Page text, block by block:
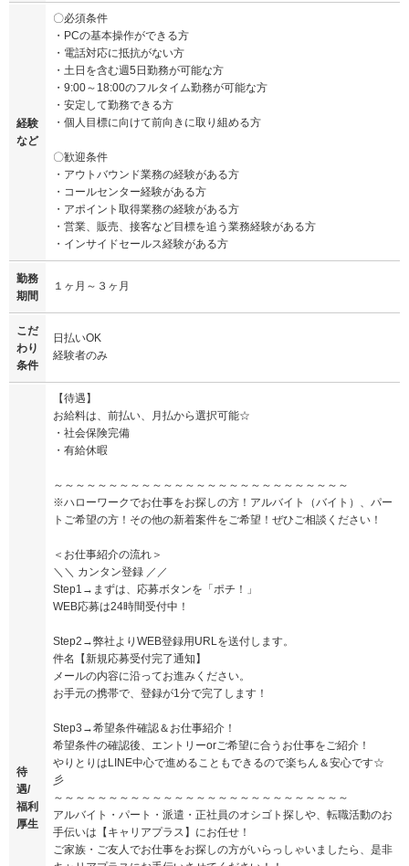
経験
など
〇必須条件
・PCの基本操作ができる方
・電話対応に抵抗がない方
・土日を含む週5日勤務が可能な方
・9:00～18:00のフルタイム勤務が可能な方
・安定して勤務できる方
・個人目標に向けて前向きに取り組める方
〇歓迎条件
・アウトバウンド業務の経験がある方
・コールセンター経験がある方
・アポイント取得業務の経験がある方
・営業、販売、接客など目標を追う業務経験がある方
・インサイドセールス経験がある方
勤務
期間
１ヶ月～３ヶ月
こだ
わり
条件
日払いOK
経験者のみ
待
遇/
福利
厚生
【待遇】
お給料は、前払い、月払から選択可能☆
・社会保険完備
・有給休暇
～～～～～～～～～～～～～～～～～～～～～～～～～～～
※ハローワークでお仕事をお探しの方！アルバイト（バイト）、パー
トご希望の方！その他の新着案件をご希望！ぜひご相談ください！
＜お仕事紹介の流れ＞
＼＼ カンタン登録 ／／
Step1→まずは、応募ボタンを「ポチ！」
WEB応募は24時間受付中！
Step2→弊社よりWEB登録用URLを送付します。
件名【新規応募受付完了通知】
メールの内容に沿ってお進みください。
お手元の携帯で、登録が1分で完了します！
Step3→希望条件確認＆お仕事紹介！
希望条件の確認後、エントリーorご希望に合うお仕事をご紹介！
やりとりはLINE中心で進めることもできるので楽ちん＆安心です☆
彡
～～～～～～～～～～～～～～～～～～～～～～～～～～～
アルバイト・パート・派遣・正社員のオシゴト探しや、転職活動のお
手伝いは【キャリアプラス】にお任せ！
ご家族・ご友人でお仕事をお探しの方がいらっしゃいましたら、是非